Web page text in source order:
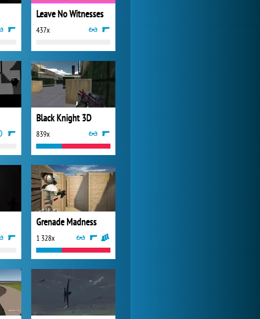
Leave No Witnesses
437x
Black Knight 3D
839x
Grenade Madness
1 328x